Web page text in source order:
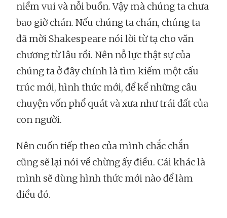
niềm vui và nỗi buồn. Vậy mà chúng ta chưa
bao giờ chán. Nếu chúng ta chán, chúng ta
đã mời Shakespeare nói lời từ tạ cho văn
chương từ lâu rồi. Nên nỗ lực thật sự của
chúng ta ở đây chính là tìm kiếm một cấu
trúc mới, hình thức mới, để kể những câu
chuyện vốn phổ quát và xưa như trái đất của
con người.
Nên cuốn tiếp theo của mình chắc chắn
cũng sẽ lại nói về chừng ấy điều. Cái khác là
mình sẽ dùng hình thức mới nào để làm
điều đó.